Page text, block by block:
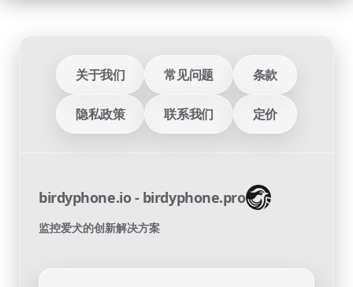
关于我们 常见问题 条款
隐私政策 联系我们 定价
birdyphone.io - birdyphone.pro
监控爱犬的创新解决方案